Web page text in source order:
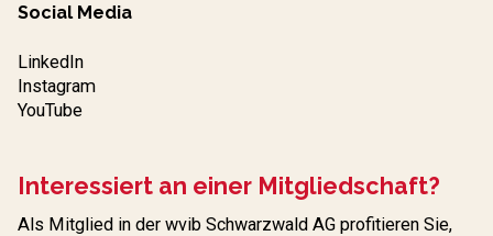
Social Media
LinkedIn
Instagram
YouTube
Interessiert an einer Mitgliedschaft?
Als Mitglied in der wvib Schwarzwald AG profitieren Sie,